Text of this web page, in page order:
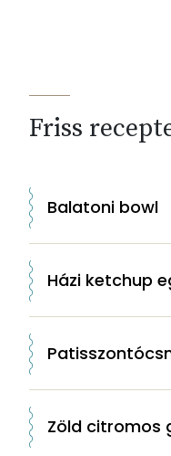
Friss
Balatoni bowl
Házi ketchup
Zöld citromos